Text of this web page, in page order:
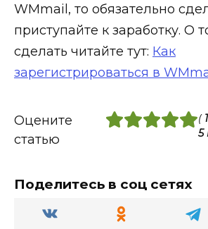
WMmail, то обязательно
приступайте к заработку. О
сделать читайте тут: Как
зарегистрироваться в
Оцените
статью
( 1
5
Поделитесь в соц сетях